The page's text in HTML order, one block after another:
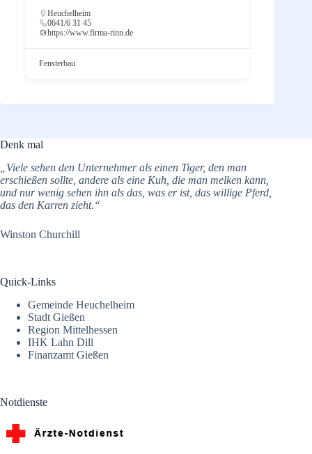
Heuchelheim
0641/6 31 45
https://www.firma-rinn.de
Fensterbau
Denk mal
„Viele sehen den Unternehmer als einen Tiger, den man
erschießen sollte, andere als eine Kuh, die man melken kann,
und nur wenig sehen ihn als das, was er ist, das willige Pferd,
das den Karren zieht.“
Winston Churchill
Quick-Links
Gemeinde Heuchelheim
Stadt Gießen
Region Mittelhessen
IHK Lahn Dill
Finanzamt Gießen
Notdienste